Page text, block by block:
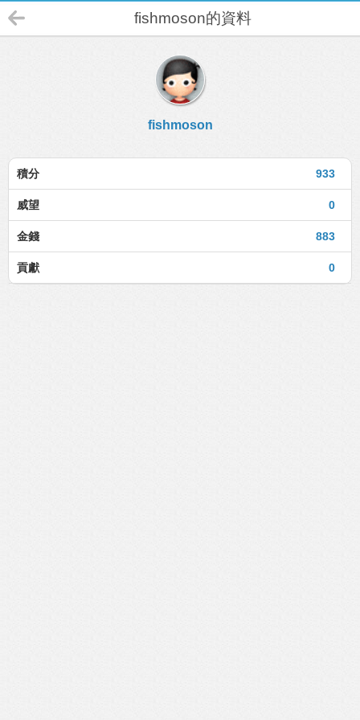
fishmoson的資料
fishmoson
933
積分
0
威望
883
金錢
0
貢獻